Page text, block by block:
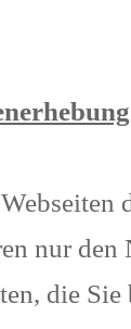
nur den
die